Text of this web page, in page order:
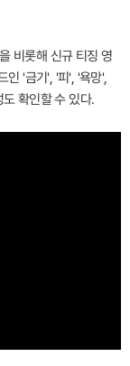
비롯해 신규 티징 영
인 '금기', '피', '욕망',
확인할 수 있다.